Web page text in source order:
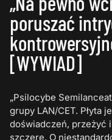
poruszać
[WYWIAD]
„Psilocybe
grupy LAN/CET. Płyta
doświadczeń, przeżyć
szczere. O